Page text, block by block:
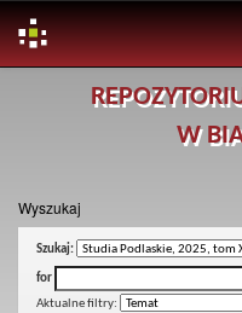
W
Wyszukaj
Szukaj:
for
Aktualne filtry: